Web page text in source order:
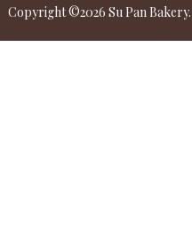
Copyright ©2026 Su Pan